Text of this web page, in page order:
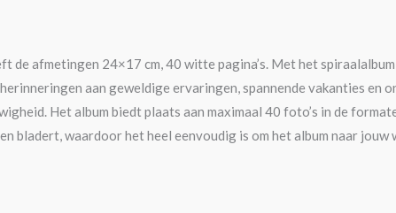
de afmetingen 24×17 cm, 40 witte pagina’s. Met het
aan geweldige ervaringen, spannende vakanties
Het album biedt plaats aan maximaal 40 foto’s in de
bladert, waardoor het heel eenvoudig is om het album naar